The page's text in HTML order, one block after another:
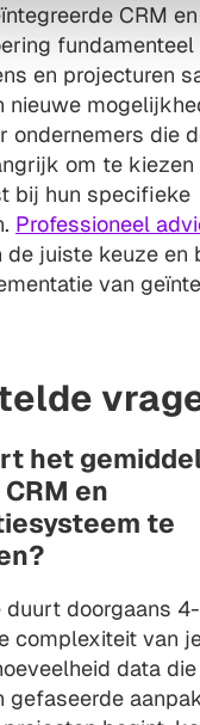
CRM
fundamenteel
en projecturen
nieuwe
ondernemers die
om te kiezen
bij hun specifieke
Professioneel
de juiste keuze en
van
het
en
te
duurt doorgaans
complexiteit van
data
gefaseerde